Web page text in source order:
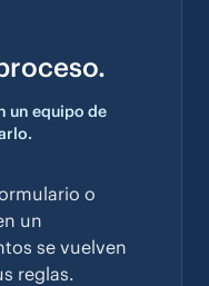
un equipo de
o
un
se vuelven
reglas.